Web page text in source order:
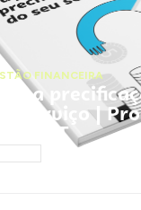
FINANCEIRA
a
serviço |